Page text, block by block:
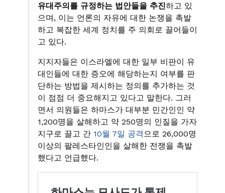
유대주의를 규정하는 법안들을 추진하고 있
으며, 이는 언론의 자유에 대한 논쟁을 촉발
하고 복잡한 세계 정치를 주 의회로 끌어들이
고 있다.
지지자들은 이스라엘에 대한 일부 비판이 유
대인들에 대한 증오에 해당하는지 여부를 판
단하는 방법을 제시하는 정의를 추가하는 것
이 점점 더 중요해지고 있다고 말한다. 그러
면서 의원들은 하마스가 대부분 민간인인 약
1,200명을 살해하고 약 250명의 인질을 가자
지구로 끌고 간 10월 7일 공격 으로 26,000명
이상의 팔레스타인인을 살해한 전쟁을 촉발
했다고 언급했다.